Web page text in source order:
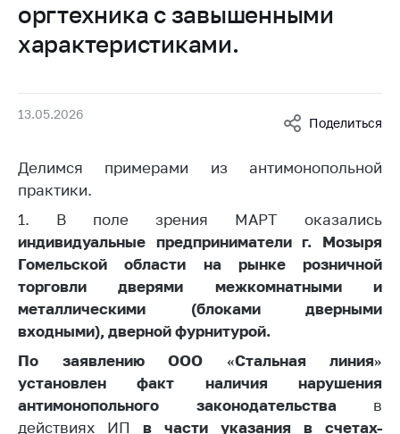
Идеологическая
Официальные
геральдические
символы
5 лет МАРТ
Деятельность
Ценовая политика
Антимонопольное
регулирование и
оргтехника с завышенными
характеристиками.
13.05.2026
Поделиться
Делимся примерами из антимонопольной
практики.
1. В поле зрения МАРТ оказались
индивидуальные предприниматели г. Мозыря
Гомельской области на рынке розничной
торговли дверями межкомнатными и
металлическими (блоками дверными
входными), дверной фурнитурой.
По заявлению ООО «Стальная линия»
установленфакт наличия нарушения
антимонопольного законодательства в
действиях ИП в части указания в счетах-